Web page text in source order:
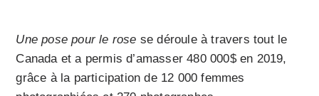
Une pose pour le rose se déroule à travers tout le
Canada et a permis d’amasser 480 000$ en 2019,
grâce à la participation de 12 000 femmes